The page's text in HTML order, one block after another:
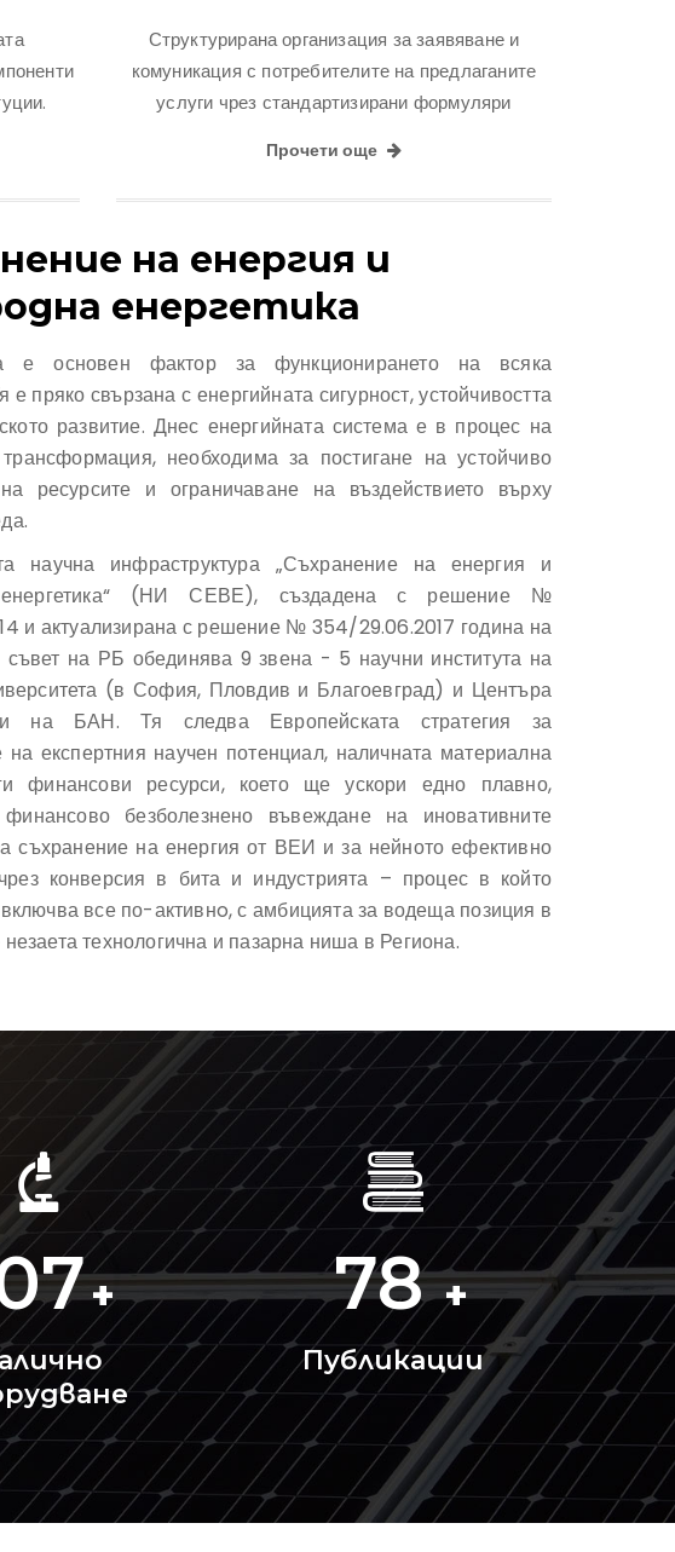
Структурирана организация за заявяване и
комуникация с потребителите на предлаганите
услуги чрез стандартизирани формуляри
Прочети още
на енергия и
енергетика
е основен фактор за функционирането на всяка
е пряко свързана с енергийната сигурност, устойчивостта
развитие. Днес енергийната система е в процес на
необходима за постигане на устойчиво
ресурсите и ограничаване на въздействието върху
научна инфраструктура „Съхранение на енергия и
енергетика“ (НИ СЕВЕ), създадена с решение №
и актуализирана с решение № 354/29.06.2017 година на
съвет на РБ обединява 9 звена - 5 научни института на
(в София, Пловдив и Благоевград) и Центъра
на БАН. Тя следва Европейската стратегия за
на експертния научен потенциал, наличната материална
финансови ресурси, което ще ускори едно плавно,
безболезнено въвеждане на иновативните
съхранение на енергия от ВЕИ и за нейното ефективно
конверсия в бита и индустрията – процес в който
все по-активнo, с амбицията за водеща позиция в
технологична и пазарна ниша в Региона.
+ 78 +
Публикации